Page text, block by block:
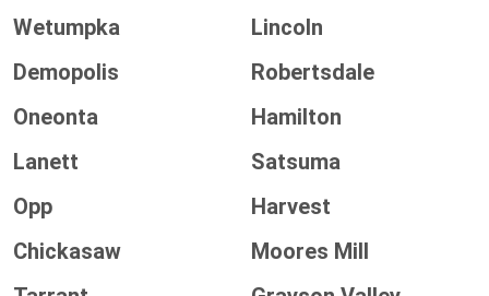
Wetumpka
Lincoln
Demopolis
Robertsdale
Oneonta
Hamilton
Lanett
Satsuma
Opp
Harvest
Chickasaw
Moores Mill